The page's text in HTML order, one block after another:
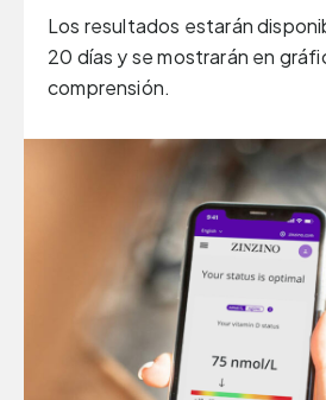
Los resultados estarán
20 días y se mostrarán en
comprensión.